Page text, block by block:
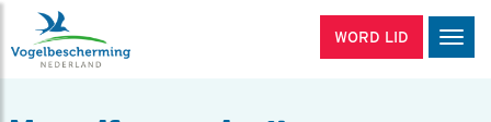
WORD LID